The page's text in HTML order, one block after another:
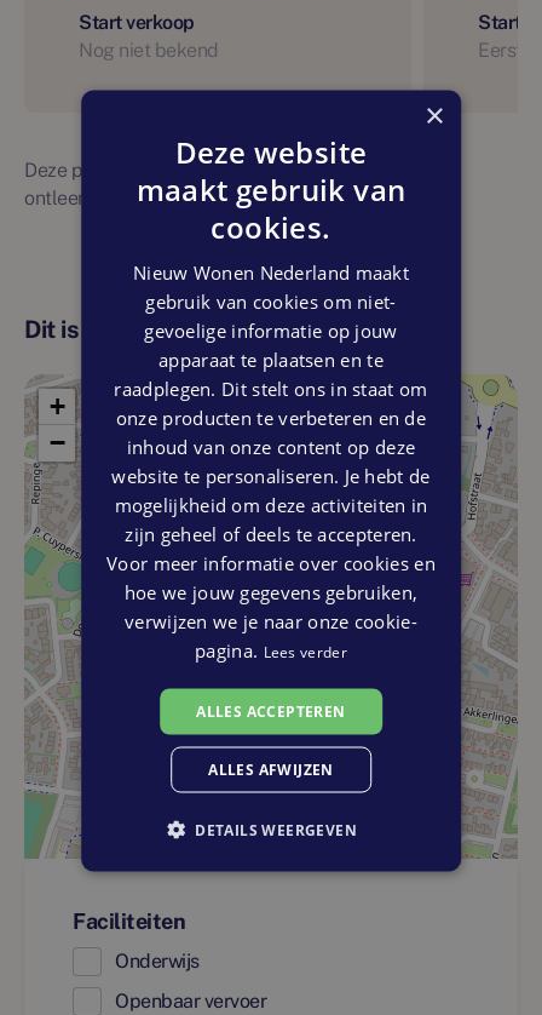
Start verkoop
Nog niet bekend
Start
Eerste
Deze planning is indicatief. Er kunnen geen rechten
ontleend worden aan bovenstaande planning
Dit is de locatie
+
−
Faciliteiten
Onderwijs
Openbaar vervoer
×
Deze website
maakt gebruik van
cookies.
Nieuw Wonen Nederland maakt
gebruik van cookies om niet-
gevoelige informatie op jouw
apparaat te plaatsen en te
raadplegen. Dit stelt ons in staat om
onze producten te verbeteren en de
inhoud van onze content op deze
website te personaliseren. Je hebt de
mogelijkheid om deze activiteiten in
zijn geheel of deels te accepteren.
Voor meer informatie over cookies en
hoe we jouw gegevens gebruiken,
verwijzen we je naar onze cookie-
pagina. Lees verder
ALLES ACCEPTEREN
ALLES AFWIJZEN
DETAILS WEERGEVEN